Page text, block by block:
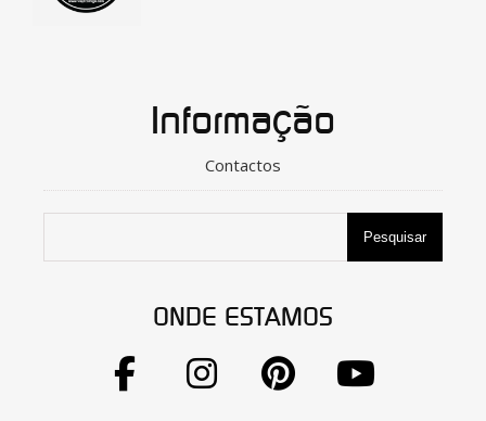
Informação
Contactos
Pesquisar
ONDE ESTAMOS